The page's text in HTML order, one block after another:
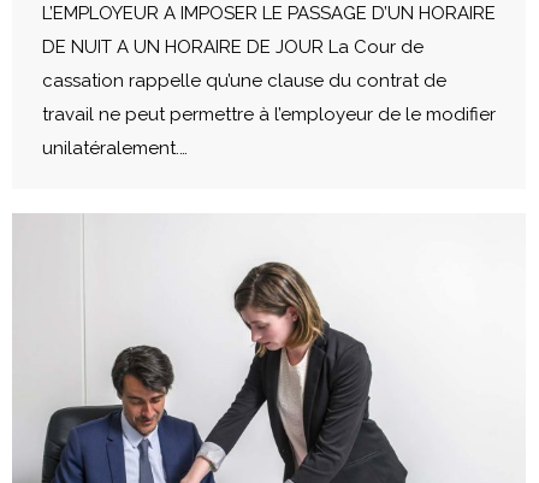
L’EMPLOYEUR A IMPOSER LE PASSAGE D’UN HORAIRE
DE NUIT A UN HORAIRE DE JOUR La Cour de
cassation rappelle qu’une clause du contrat de
travail ne peut permettre à l’employeur de le modifier
unilatéralement.…